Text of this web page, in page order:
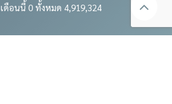
เดือนนี้ 0 ทั้งหมด 4,919,324